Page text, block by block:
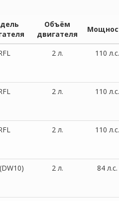
Объём
двигателя
2 л. 110 л.с.
2 л. 110 л.с.
2 л. 110 л.с.
2 л. 84 л.с.